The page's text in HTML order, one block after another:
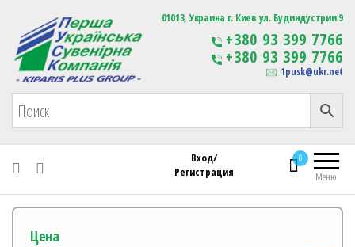
Первая Украинская Сувенирная Компания Изготовление
сувенирной продукции
с логотипом
01013, Украина г. Киев ул. Будиндустрии 9
+380 93 399 7766
+380 93 399 7766
1pusk@ukr.net
Меню
0
Вход/
Регистрация
Цена